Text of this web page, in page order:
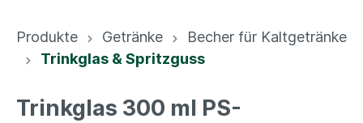
Produkte Getränke
Becher für Kaltgetränke
Trinkglas & Spritzguss
Trinkglas 300 ml PS-